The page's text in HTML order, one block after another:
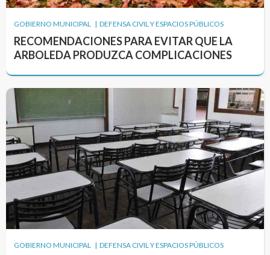
GOBIERNO MUNICIPAL | DEFENSA CIVIL Y ESPACIOS PÚBLICOS
RECOMENDACIONES PARA EVITAR QUE LA
ARBOLEDA PRODUZCA COMPLICACIONES
GOBIERNO MUNICIPAL | DEFENSA CIVIL Y ESPACIOS PÚBLICOS